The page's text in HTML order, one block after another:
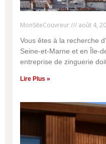
MonSiteCouvreur août 4,
Vous êtes à la recherche
Seine-et-Marne et en Île-
entreprise de zinguerie
Lire Plus »